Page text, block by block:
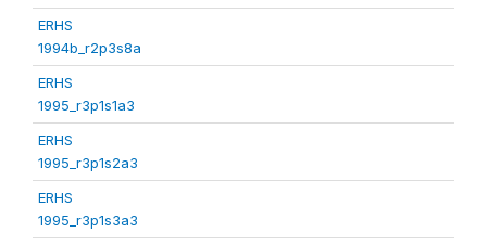
ERHS
1994b_r2p3s8a
ERHS
1995_r3p1s1a3
ERHS
1995_r3p1s2a3
ERHS
1995_r3p1s3a3